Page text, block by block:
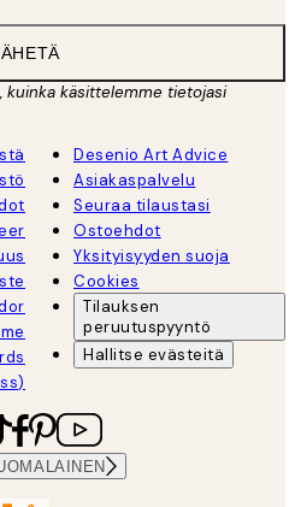
, kuinka käsittelemme tietojasi
Desenio Art Advice
Asiakaspalvelu
Seuraa tilaustasi
Ostoehdot
Yksityisyyden suoja
Cookies
Tilauksen
peruutuspyyntö
Hallitse evästeitä